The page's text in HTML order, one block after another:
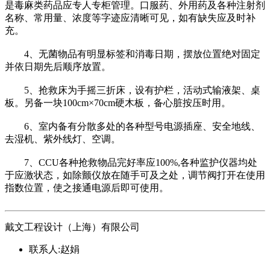
是毒麻类药品应专人专柜管理。口服药、外用药及各种注射剂
名称、常用量、浓度等字迹应清晰可见，如有缺失应及时补
充。
4、无菌物品有明显标签和消毒日期，摆放位置绝对固定
并依日期先后顺序放置。
5、抢救床为手摇三折床，设有护栏，活动式输液架、桌
板。另备一块100cm×70cm硬木板，备心脏按压时用。
6、室内备有分散多处的各种型号电源插座、安全地线、
去湿机、紫外线灯、空调。
7、CCU各种抢救物品完好率应100%,各种监护仪器均处
于应激状态，如除颤仪放在随手可及之处，调节阀打开在使用
指数位置，使之接通电源后即可使用。
戴文工程设计（上海）有限公司
联系人:赵娟